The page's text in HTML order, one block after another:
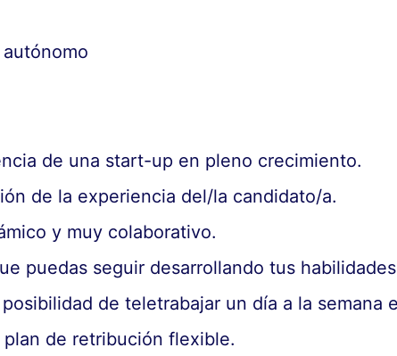
de una start-up en pleno crecimiento.
de la experiencia del/la candidato/a.
y muy colaborativo.
puedas seguir desarrollando tus
de teletrabajar un día a la semana
de retribución flexible.